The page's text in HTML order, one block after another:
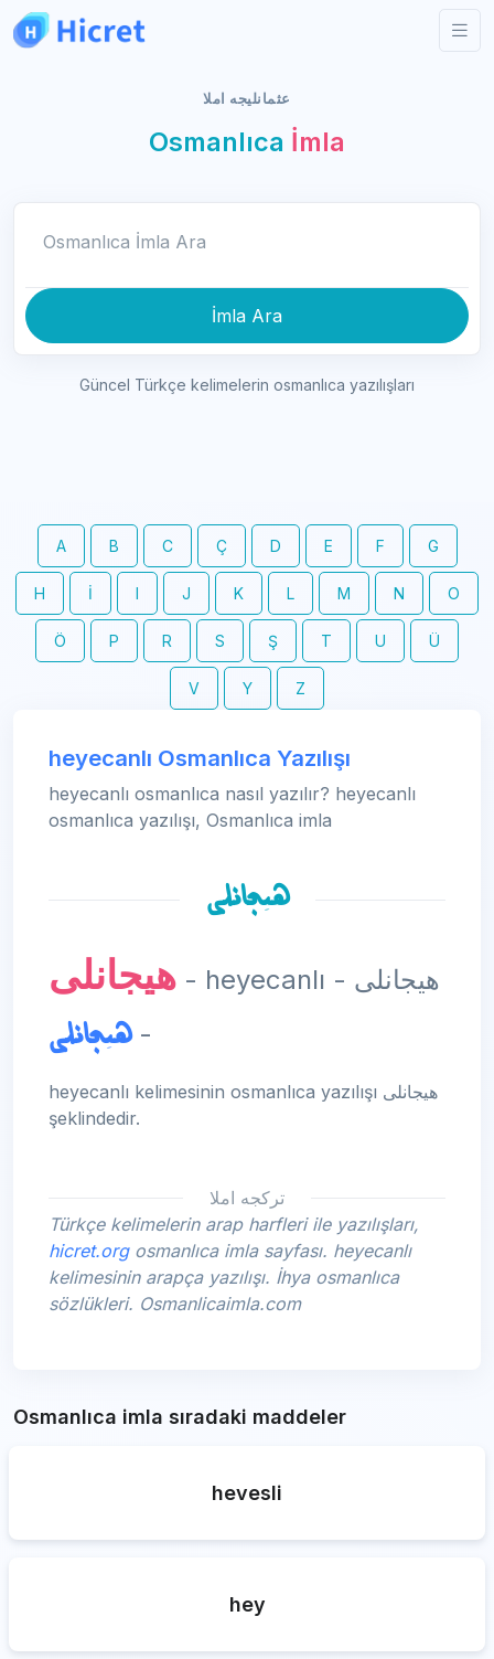
عثمانليجه املا
Osmanlıca İmla
İmla Ara
Güncel Türkçe kelimelerin osmanlıca yazılışları
A B C Ç D E F G
H İ I J K L M N O
Ö P R S Ş T U Ü
V Y Z
heyecanlı Osmanlıca Yazılışı
heyecanlı osmanlıca nasıl yazılır? heyecanlı
osmanlıca yazılışı, Osmanlıca imla
هیجانلی
هیجانلی - heyecanlı - هیجانلی
-هیجانلی
heyecanlı kelimesinin osmanlıca yazılışı هیجانلی
şeklindedir.
تركجه املا
Türkçe kelimelerin arap harfleri ile yazılışları,
hicret.orgosmanlıca imla sayfası. heyecanlı
kelimesinin arapça yazılışı. İhya osmanlıca
sözlükleri. Osmanlicaimla.com
Osmanlıca imla sıradaki maddeler
hevesli
hey